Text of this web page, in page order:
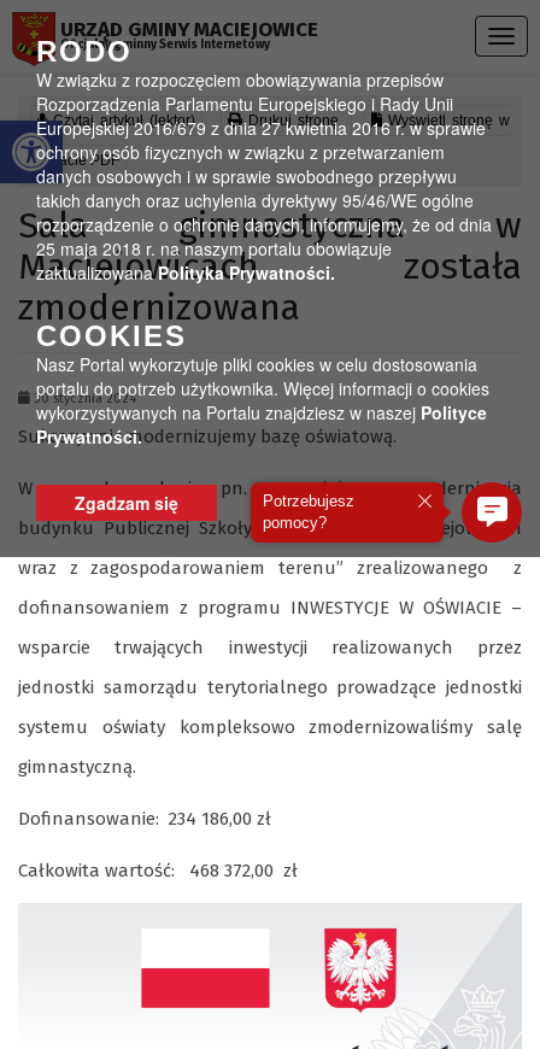
Otwórz pasek narzędzi
RODO
W związku z rozpoczęciem obowiązywania przepisów
Rozporządzenia Parlamentu Europejskiego i Rady Unii
Europejskiej 2016/679 z dnia 27 kwietnia 2016 r. w sprawie
ochrony osób fizycznych w związku z przetwarzaniem
danych osobowych i w sprawie swobodnego przepływu
takich danych oraz uchylenia dyrektywy 95/46/WE ogólne
rozporządzenie o ochronie danych, informujemy, że od dnia
25 maja 2018 r. na naszym portalu obowiązuje
zaktualizowanaPolityka Prywatności.
COOKIES
Nasz Portal wykorzytuje pliki cookies w celu dostosowania
portalu do potrzeb użytkownika. Więcej informacji o cookies
wykorzystywanych na Portalu znajdziesz w naszej Polityce
Prywatności.
Zgadzam się
URZĄD GMINY MACIEJOWICE
Oficjalny gminny Serwis Internetowy
Czytaj artykuł (lektor) Drukuj stronę Wyświetl stronę w
formacie PDF
Sala gimnastyczna w
Maciejowicach została
zmodernizowana
30 stycznia 2024
Sukcesywnie modernizujemy bazę oświatową.
W ramach zadania pn. „Kompleksowa modernizacja
budynku Publicznej Szkoły Podstawowej w Maciejowicach
wraz z zagospodarowaniem terenu” zrealizowanego z
dofinansowaniem z programu INWESTYCJE W OŚWIACIE –
wsparcie trwających inwestycji realizowanych przez
jednostki samorządu terytorialnego prowadzące jednostki
systemu oświaty kompleksowo zmodernizowaliśmy salę
gimnastyczną.
Dofinansowanie: 234 186,00 zł
Całkowita wartość: 468 372,00 zł
Potrzebujesz
pomocy?